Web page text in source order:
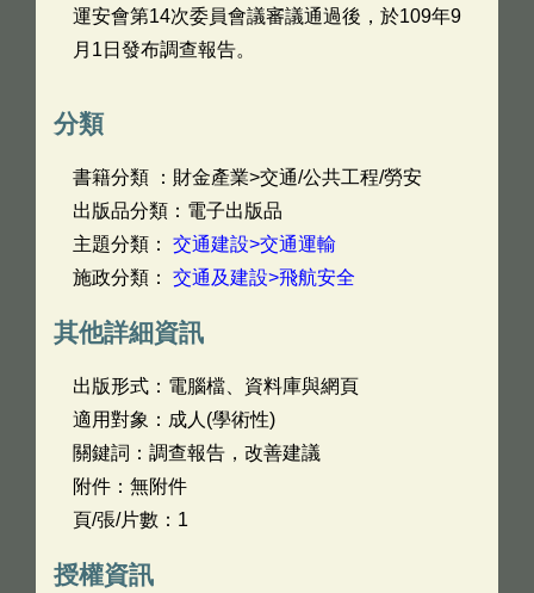
運安會第14次委員會議審議通過後，於109年9
月1日發布調查報告。
分類
書籍分類 ：財金產業>交通/公共工程/勞安
出版品分類：電子出版品
主題分類： 交通建設>交通運輸
施政分類： 交通及建設>飛航安全
其他詳細資訊
出版形式：電腦檔、資料庫與網頁
適用對象：成人(學術性)
關鍵詞：調查報告，改善建議
附件：無附件
頁/張/片數：1
授權資訊